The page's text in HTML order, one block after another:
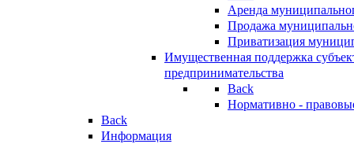
Аренда
Продажа
Приватизация
Имущественная поддержка
предпринимательства
Back
Нормативно -
Back
Информация